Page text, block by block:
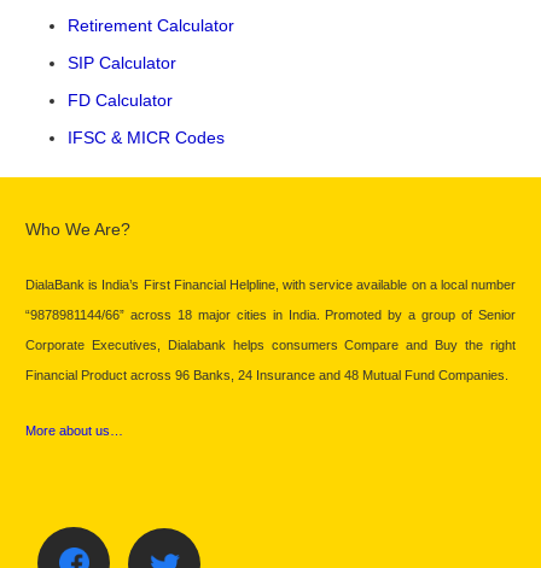
Retirement Calculator
SIP Calculator
FD Calculator
IFSC & MICR Codes
Who We Are?
DialaBank is India’s First Financial Helpline, with service available on a local number
“9878981144/66” across 18 major cities in India. Promoted by a group of Senior
Corporate Executives, Dialabank helps consumers Compare and Buy the right
Financial Product across 96 Banks, 24 Insurance and 48 Mutual Fund Companies.
More about us…